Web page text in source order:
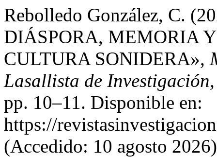
Rebolledo González, C.
DIÁSPORA, MEMORIA
CULTURA SONIDERA»,
Lasallista de
pp. 10–11. Disponible en:
https://
(Accedido: 10 agosto